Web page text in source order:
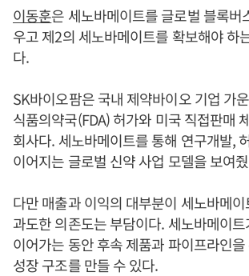
이동훈은 세노바메이트를 글로벌 블록버
우고 제2의 세노바메이트를 확보해야 하
다.
SK바이오팜은 국내 제약바이오 기업 가
식품의약국(FDA) 허가와 미국 직접판매
회사다. 세노바메이트를 통해 연구개발,
이어지는 글로벌 신약 사업 모델을 보여
다만 매출과 이익의 대부분이 세노바메
과도한 의존도는 부담이다. 세노바메이
이어가는 동안 후속 제품과 파이프라인
성장 구조를 만들 수 있다.